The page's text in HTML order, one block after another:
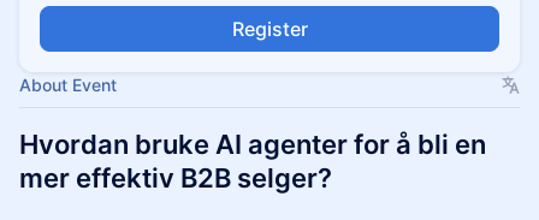
Register
About Event
Hvordan bruke AI agenter for å bli en
mer effektiv B2B selger?